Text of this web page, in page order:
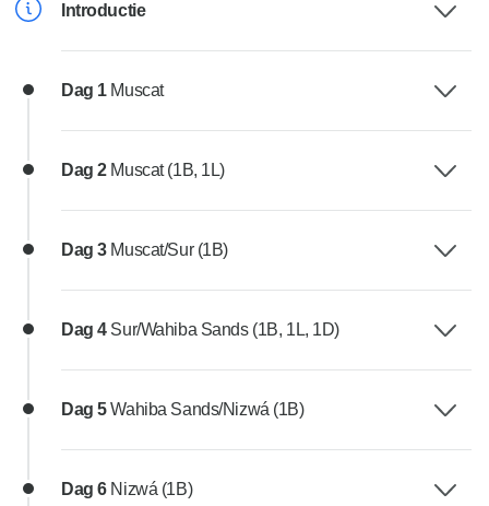
Introductie
Dag 1 Muscat
Dag 2 Muscat (1B, 1L)
Dag 3 Muscat/Sur (1B)
Dag 4 Sur/Wahiba Sands (1B, 1L, 1D)
Dag 5Wahiba Sands/Nizwá (1B)
Dag 6 Nizwá (1B)